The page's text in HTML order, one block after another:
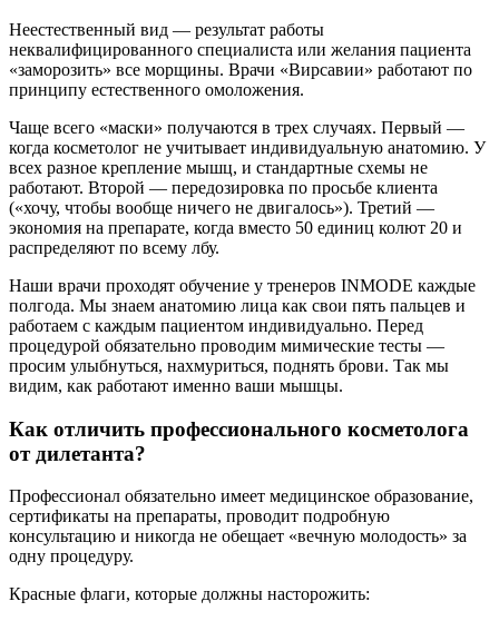
Неестественный вид — результат работы
неквалифицированного специалиста или желания пациента
«заморозить» все морщины. Врачи «Вирсавии» работают по
принципу естественного омоложения.
Чаще всего «маски» получаются в трех случаях. Первый —
когда косметолог не учитывает индивидуальную анатомию. У
всех разное крепление мышц, и стандартные схемы не
работают. Второй — передозировка по просьбе клиента
(«хочу, чтобы вообще ничего не двигалось»). Третий —
экономия на препарате, когда вместо 50 единиц колют 20 и
распределяют по всему лбу.
Наши врачи проходят обучение у тренеров INMODE каждые
полгода. Мы знаем анатомию лица как свои пять пальцев и
работаем с каждым пациентом индивидуально. Перед
процедурой обязательно проводим мимические тесты —
просим улыбнуться, нахмуриться, поднять брови. Так мы
видим, как работают именно ваши мышцы.
Как отличить профессионального косметолога
от дилетанта?
Профессионал обязательно имеет медицинское образование,
сертификаты на препараты, проводит подробную
консультацию и никогда не обещает «вечную молодость» за
одну процедуру.
Красные флаги, которые должны насторожить: